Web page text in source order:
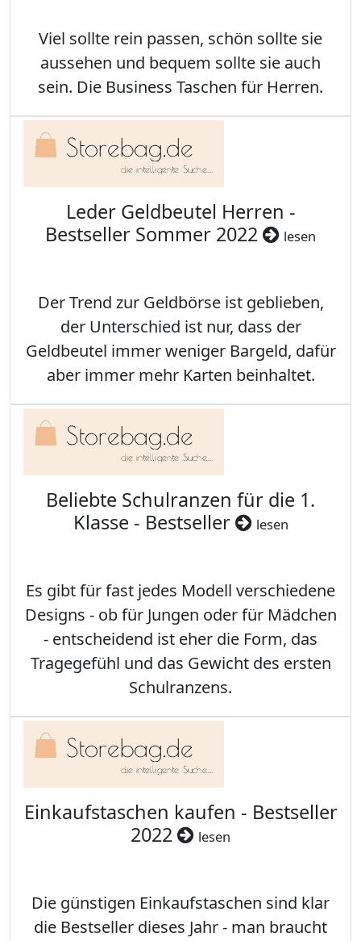
Viel sollte rein passen, schön sollte sie
aussehen und bequem sollte sie auch
sein. Die Business Taschen für Herren.
Leder Geldbeutel Herren -
Bestseller Sommer 2022
lesen
Der Trend zur Geldbörse ist geblieben,
der Unterschied ist nur, dass der
Geldbeutel immer weniger Bargeld, dafür
aber immer mehr Karten beinhaltet.
Beliebte Schulranzen für die 1.
Klasse - Bestseller
lesen
Es gibt für fast jedes Modell verschiedene
Designs - ob für Jungen oder für Mädchen
- entscheidend ist eher die Form, das
Tragegefühl und das Gewicht des ersten
Schulranzens.
Einkaufstaschen kaufen - Bestseller
2022
lesen
Die günstigen Einkaufstaschen sind klar
die Bestseller dieses Jahr - man braucht